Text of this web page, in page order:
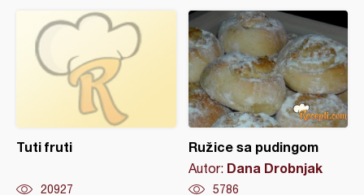
Tuti fruti
20927
Ružice sa pudingom
Autor: Dana Drobnjak
5786